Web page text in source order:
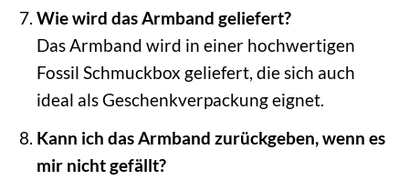
Wie wird das Armband geliefert?
Das Armband wird in einer hochwertigen
Fossil Schmuckbox geliefert, die sich auch
ideal als Geschenkverpackung eignet.
Kann ich das Armband zurückgeben, wenn es
mir nicht gefällt?